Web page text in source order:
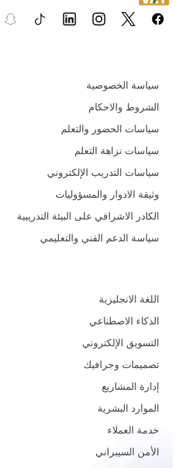
سياسة الخصوصية
الشروط والاحكام
سياسات الحضور والتعلم
سياسات نزاهة التعلم
سياسات التدريب الإلكتروني
وثيقة الادوار والمسؤوليات
الكادر الاشرافي على البيئة التدريبية
سياسة الدعم الفني والتعليمي
اللغة الانجليزية
الذكاء الاصطناعي
التسويق الإلكتروني
تصميمات وجرافيك
إدارة المشاريع
الموارد البشرية
خدمة العملاء
الأمن السيبراني